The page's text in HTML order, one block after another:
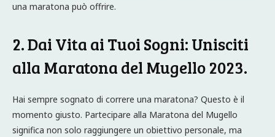
una maratona può offrire.
2. Dai Vita ai Tuoi Sogni: Unisciti
alla Maratona del Mugello 2023.
Hai sempre sognato di correre una maratona? Questo è il
momento giusto. Partecipare alla Maratona del Mugello
significa non solo raggiungere un obiettivo personale, ma